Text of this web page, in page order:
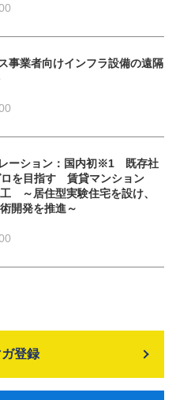
事業者向けインフラ設備の遠隔
レーション：国内初※1 既存社
を目指す 賃貸マンション
～居住型実験住宅を設け、
開発を推進～
登録